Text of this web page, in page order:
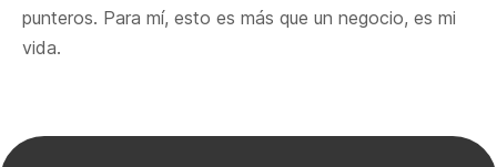
punteros. Para mí, esto es más que un negocio, es mi
vida.